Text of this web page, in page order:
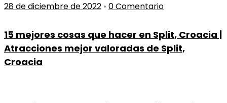
28 de diciembre de 2022 • 0 Comentario
15 mejores cosas que hacer en Split, Croacia |
Atracciones mejor valoradas de Split,
Croacia